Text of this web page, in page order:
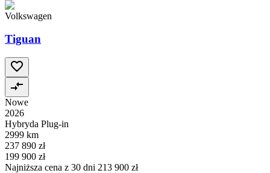
Volkswagen
Tiguan
Nowe
2026
Hybryda Plug-in
2999 km
237 890 zł
199 900 zł
Najniższa cena z 30 dni 213 900 zł